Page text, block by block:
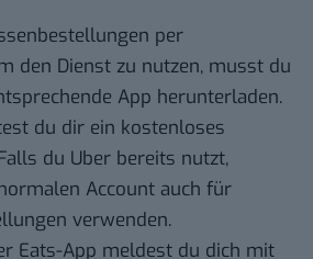
per
den Dienst zu nutzen, musst du
App herunterladen.
du dir ein kostenloses
du Uber bereits nutzt,
Account auch für
verwenden.
Eats-App meldest du dich mit